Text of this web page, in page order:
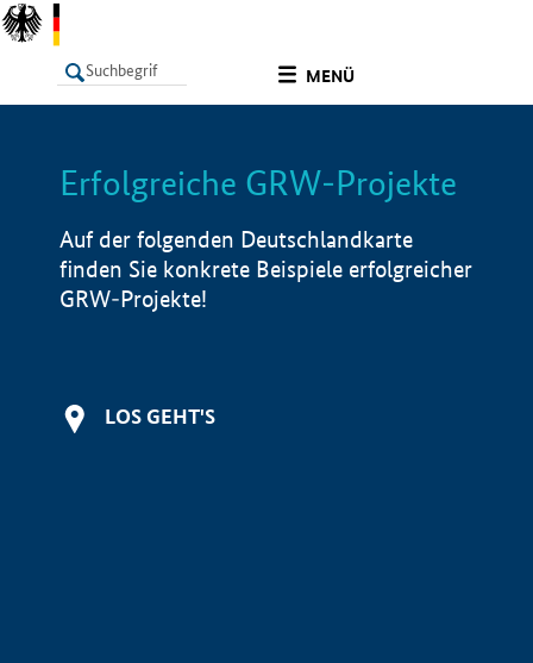
MENÜ
LISTE Info
Erfolgreiche GRW-Projekte
Auf der folgenden Deutschlandkarte
finden Sie konkrete Beispiele erfolgreicher
GRW-Projekte!
LOS GEHT'S